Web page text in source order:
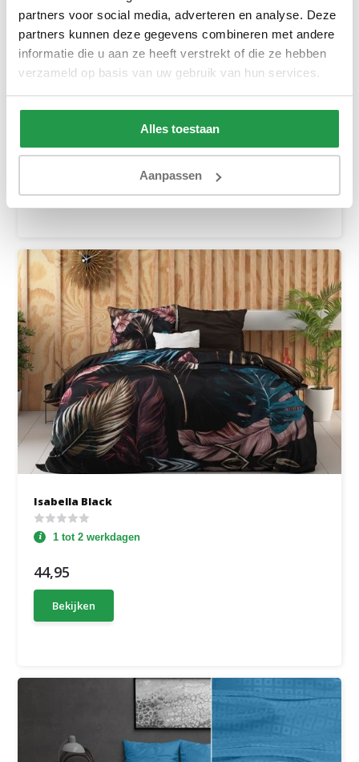
partners voor social media, adverteren en analyse. Deze
partners kunnen deze gegevens combineren met andere
informatie die u aan ze heeft verstrekt of die ze hebben
verzameld op basis van uw gebruik van hun services.
Alles toestaan
Aanpassen
Inferno Taupe
1 tot 2 werkdagen
69,95
Isabella Black
1 tot 2 werkdagen
44,95
Bekijken